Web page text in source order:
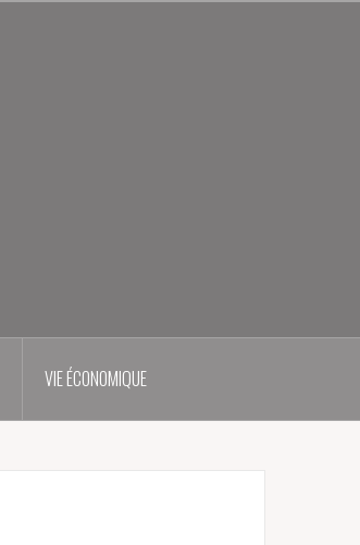
VIE ÉCONOMIQUE